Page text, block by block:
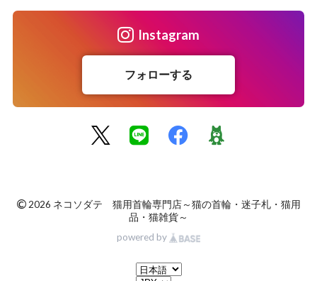
Instagram
フォローする
© 2026 ネコソダテ 猫用首輪専門店～猫の首輪・迷子札・猫用
品・猫雑貨～
powered by